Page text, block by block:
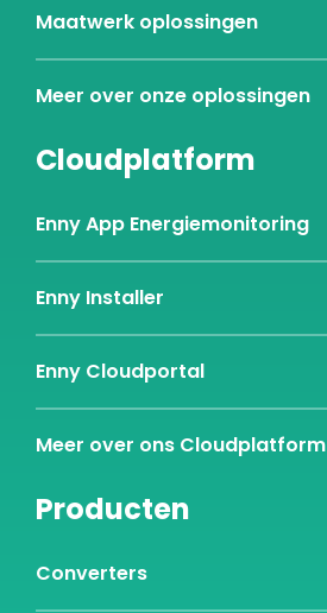
Maatwerk oplossingen
Meer over onze oplossingen
Cloudplatform
Enny App Energiemonitoring
Enny Installer
Enny Cloudportal
Meer over ons Cloudplatform
Producten
Converters